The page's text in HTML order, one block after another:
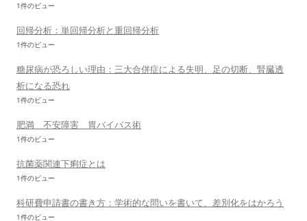
1件のビュー
回帰分析：単回帰分析と重回帰分析
1件のビュー
糖尿病が恐ろしい理由：三大合併症による失明、足の切断、腎臓透
析になる恐れ
1件のビュー
肥満 不安障害 胃バイパス術
1件のビュー
抗菌薬関連下痢症とは
1件のビュー
科研費申請書の書き方：学術的な問いを書いて、差別化をはかろう
1件のビュー